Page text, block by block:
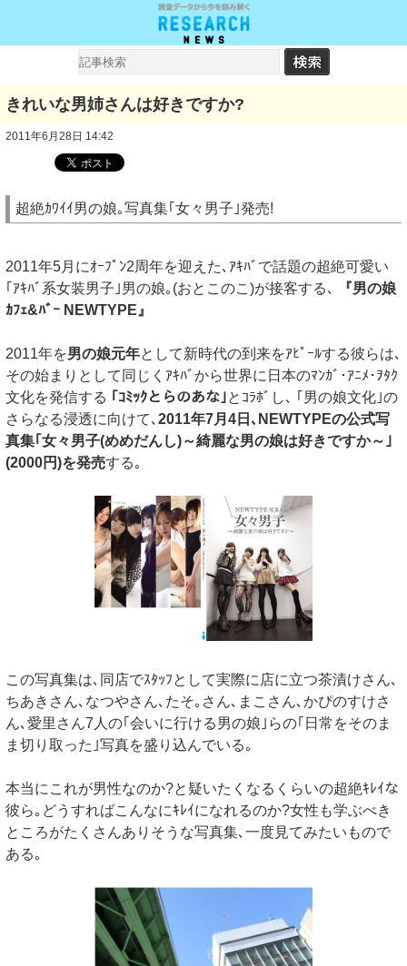
きれいな男姉さんは好きですか?
2011年6月28日 14:42
超絶ｶﾜｲｲ男の娘｡写真集｢女々男子｣発売!
2011年5月にｵｰﾌﾟﾝ2周年を迎えた､ｱｷﾊﾞで話題の超絶可愛い
｢ｱｷﾊﾞ系女装男子｣男の娘｡(おとこのこ)が接客する､
『男の娘
ｶﾌｪ&ﾊﾞｰ NEWTYPE』
2011年を男の娘元年として新時代の到来をｱﾋﾟｰﾙする彼らは､
その始まりとして同じくｱｷﾊﾞから世界に日本のﾏﾝｶﾞ･ｱﾆﾒ･ｦﾀｸ
文化を発信する ｢ｺﾐｯｸとらのあな｣とｺﾗﾎﾞし､ ｢男の娘文化｣の
さらなる浸透に向けて､ 2011年7月4日､NEWTYPEの公式写
真集｢女々男子(めめだんし)～綺麗な男の娘は好きですか～｣
(2000円)を発売する｡
この写真集は､同店でｽﾀｯﾌとして実際に店に立つ茶漬けさん､
ちあきさん､なつやさん､たそ｡さん､まこさん､かぴのすけさ
ん､愛里さん7人の｢会いに行ける男の娘｣らの｢日常をそのま
ま切り取った｣写真を盛り込んでいる｡
本当にこれが男性なのか?と疑いたくなるくらいの超絶ｷﾚｲな
彼ら｡どうすればこんなにｷﾚｲになれるのか?女性も学ぶべき
ところがたくさんありそうな写真集､一度見てみたいもので
ある｡